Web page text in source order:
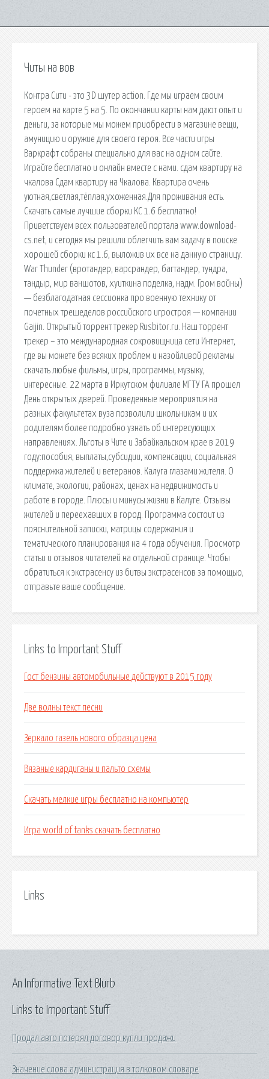
Читы на вов
Контра Сити - это 3D шутер action. Где мы играем своим
героем на карте 5 на 5. По окончании карты нам дают опыт и
деньги, за которые мы можем приобрести в магазине вещи,
амуницию и оружие для своего героя. Все части игры
Варкрафт собраны специально для вас на одном сайте.
Играйте бесплатно и онлайн вместе с нами. сдам квартиру на
чкалова Сдам квартиру на Чкалова. Квартира очень
уютная,светлая,тёплая,ухоженная.Для проживания есть.
Cкачать самые лучшие сборки КС 1.6 бесплатно!
Приветствуем всех пользователей портала www.download-
cs.net, и сегодня мы решили облегчить вам задачу в поиске
хорошей сборки кс 1.6, выложив их все на данную страницу.
War Thunder (вротандер, варсрандер, багтандер, тундра,
тандыр, мир ваншотов, хуиткина поделка, надм. Гром войны)
— безблагодатная сессионка про военную технику от
почетных трешеделов российского игростроя — компании
Gaijin. Открытый торрент трекер Rusbitor.ru. Наш торрент
трекер – это международная сокровищница сети Интернет,
где вы можете без всяких проблем и назойливой рекламы
скачать любые фильмы, игры, программы, музыку,
интересные. 22 марта в Иркутском филиале МГТУ ГА прошел
День открытых дверей. Проведенные мероприятия на
разных факультетах вуза позволили школьникам и их
родителям более подробно узнать об интересующих
направлениях. Льготы в Чите и Забайкальском крае в 2019
году:пособия, выплаты,субсидии, компенсации, социальная
поддержка жителей и ветеранов. Калуга глазами жителя. О
климате, экологии, районах, ценах на недвижимость и
работе в городе. Плюсы и минусы жизни в Калуге. Отзывы
жителей и переехавших в город. Программа состоит из
пояснительной записки, матрицы содержания и
тематического планирования на 4 года обучения. Просмотр
статьи и отзывов читателей на отдельной странице. Чтобы
обратиться к экстрасенсу из битвы экстрасенсов за помощью,
отправьте ваше сообщение.
Links to Important Stuff
Гост бензины автомобильные действуют в 2015 году
Две волны текст песни
Зеркало газель нового образца цена
Вязаные кардиганы и пальто схемы
Скачать мелкие игры бесплатно на компьютер
Игра world of tanks скачать бесплатно
Links
Links to Important Stuff
Продал авто потерял договор купли продажи
Значение слова администрация в толковом словаре
An Informative Text Blurb